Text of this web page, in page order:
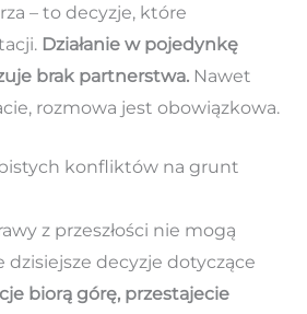
– to decyzje, które
Działanie w pojedynkę
brak partnerstwa.Nawet
rozmowa jest obowiązkowa.
konfliktów na grunt
z przeszłości nie mogą
dzisiejsze decyzje dotyczące
biorą górę, przestajecie